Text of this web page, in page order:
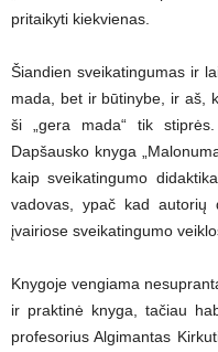
pritaikyti kiekvienas.
Šiandien sveikatingumas ir
mada, bet ir būtinybe, ir aš,
ši „gera mada“ tik
Dapšausko knyga
kaip sveikatingumo
vadovas, ypač kad
įvairiose sveikatingumo
Knygoje vengiama
ir praktinė knyga, tačiau
profesorius Algimantas